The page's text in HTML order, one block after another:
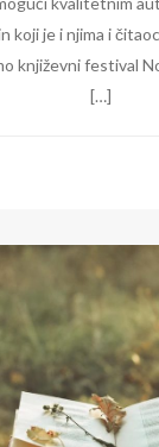
koji je i njima i
književni festival
[…]